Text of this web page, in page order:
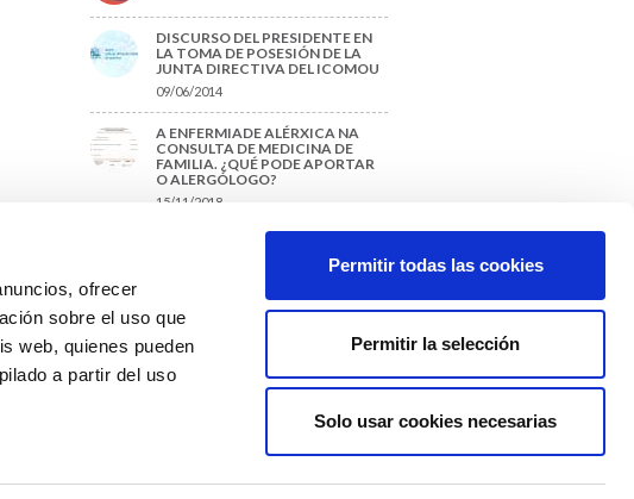
ofrecer
sobre el uso que
web, quienes pueden
a partir del uso
Permitir todas las cookies
Permitir la selección
Solo usar cookies necesarias
DISCURSO DEL PRESIDENTE EN
LA TOMA DE POSESIÓN DE LA
JUNTA DIRECTIVA DEL ICOMOU
09/06/2014
A ENFERMIADE ALÉRXICA NA
CONSULTA DE MEDICINA DE
FAMILIA. ¿QUÉ PODE APORTAR
O ALERGÓLOGO?
15/11/2018
UN TRABAJO FIN DE GRADO?
Colexio Médicos
Ourense